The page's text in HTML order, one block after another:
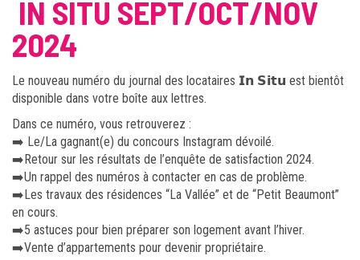
IN SITU SEPT/OCT/NOV
2024
Le nouveau numéro du journal des locataires 𝗜𝗻 𝗦𝗶𝘁𝘂 est bientôt
disponible dans votre boîte aux lettres.
Dans ce numéro, vous retrouverez :
➡️ Le/La gagnant(e) du concours Instagram dévoilé.
➡️Retour sur les résultats de l’enquête de satisfaction 2024.
➡️Un rappel des numéros à contacter en cas de problème.
➡️Les travaux des résidences “La Vallée” et de “Petit Beaumont”
en cours.
➡️5 astuces pour bien préparer son logement avant l’hiver.
➡️Vente d’appartements pour devenir propriétaire.